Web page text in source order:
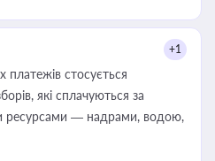
+1
платежів стосується
які сплачуються за
ресурсами — надрами, водою,